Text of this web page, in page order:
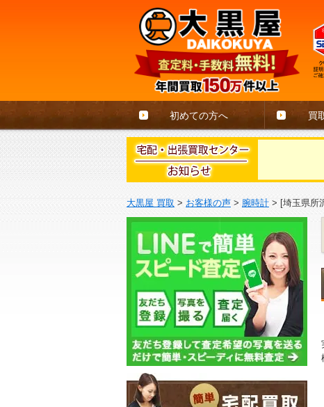
初めての方へ 買
大黒屋 買取 > お客様の声 > 腕時計 > [埼玉県所